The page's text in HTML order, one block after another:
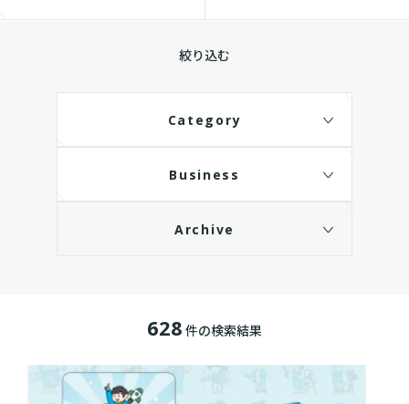
絞り込む
Category
Business
Archive
628 件の検索結果